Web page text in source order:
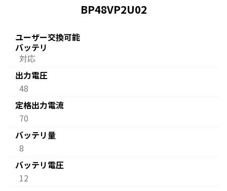
BP48VP2U02
ユーザー交換可能
バッテリ
対応
出力電圧
48
定格出力電流
70
バッテリ量
8
バッテリ電圧
12